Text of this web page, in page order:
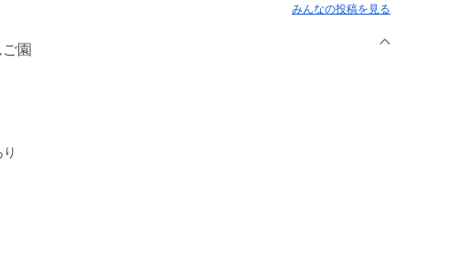
みんなの投稿を見る
園